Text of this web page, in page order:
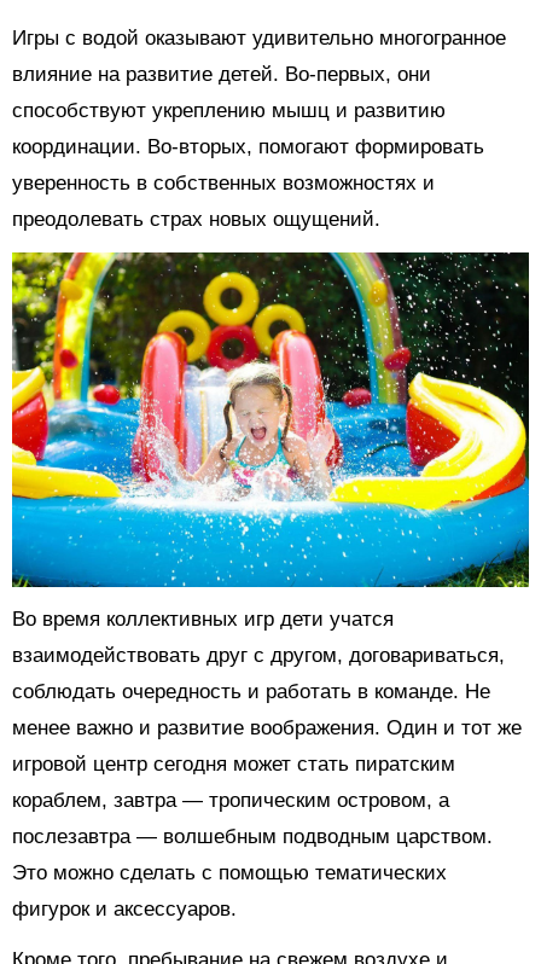
Игры с водой оказывают удивительно многогранное
влияние на развитие детей. Во-первых, они
способствуют укреплению мышц и развитию
координации. Во-вторых, помогают формировать
уверенность в собственных возможностях и
преодолевать страх новых ощущений.
Во время коллективных игр дети учатся
взаимодействовать друг с другом, договариваться,
соблюдать очередность и работать в команде. Не
менее важно и развитие воображения. Один и тот же
игровой центр сегодня может стать пиратским
кораблем, завтра — тропическим островом, а
послезавтра — волшебным подводным царством.
Это можно сделать с помощью тематических
фигурок и аксессуаров.
Кроме того, пребывание на свежем воздухе и